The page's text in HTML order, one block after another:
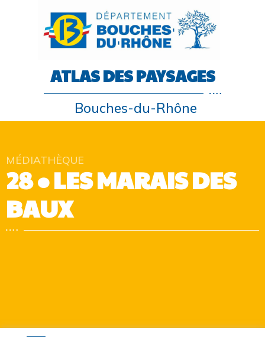
ATLAS DES PAYSAGES
Bouches-du-Rhône
MÉDIATHÈQUE
28 • LES MARAIS DES
BAUX